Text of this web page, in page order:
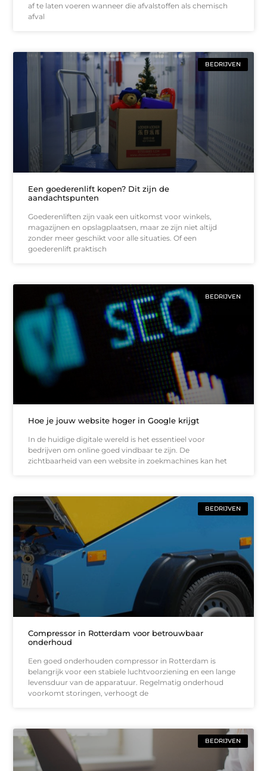
af te laten voeren wanneer die afvalstoffen als chemisch
afval
BEDRIJVEN
Een goederenlift kopen? Dit zijn de
aandachtspunten
Goederenliften zijn vaak een uitkomst voor winkels,
magazijnen en opslagplaatsen, maar ze zijn niet altijd
zonder meer geschikt voor alle situaties. Of een
goederenlift praktisch
BEDRIJVEN
Hoe je jouw website hoger in Google krijgt
In de huidige digitale wereld is het essentieel voor
bedrijven om online goed vindbaar te zijn. De
zichtbaarheid van een website in zoekmachines kan het
BEDRIJVEN
Compressor in Rotterdam voor betrouwbaar
onderhoud
Een goed onderhouden compressor in Rotterdam is
belangrijk voor een stabiele luchtvoorziening en een lange
levensduur van de apparatuur. Regelmatig onderhoud
voorkomt storingen, verhoogt de
BEDRIJVEN